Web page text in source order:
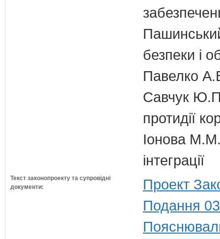
безпеки і
Павелко
Савчук Ю.П.
протидії
Іонова М.М.
інтеграції
Текст законопроекту та супровідні
документи:
Проект
Подання